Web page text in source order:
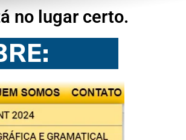
no lugar certo.